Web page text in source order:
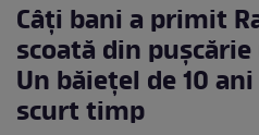
Câţi bani a primit
scoată din
Un băieţel de 10
scurt timp